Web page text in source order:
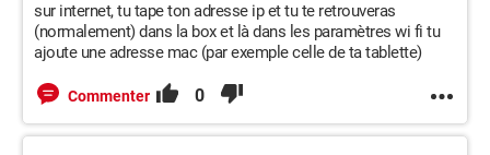
sur internet, tu tape ton adresse ip et tu te retrouveras
(normalement) dans la box et là dans les paramètres wi fi tu
ajoute une adresse mac (par exemple celle de ta tablette)
Commenter 0